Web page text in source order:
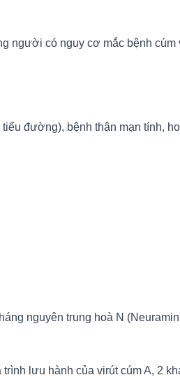
người có nguy cơ mắc bệnh
đường), bệnh thận mạn tính,
nguyên trung hoà N
lưu hành của virút cúm A, 2